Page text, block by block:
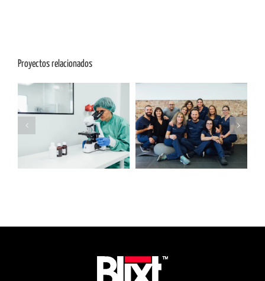
Proyectos relacionados
Institute Bcn
Clínica Frielander –
Fotos corporativas